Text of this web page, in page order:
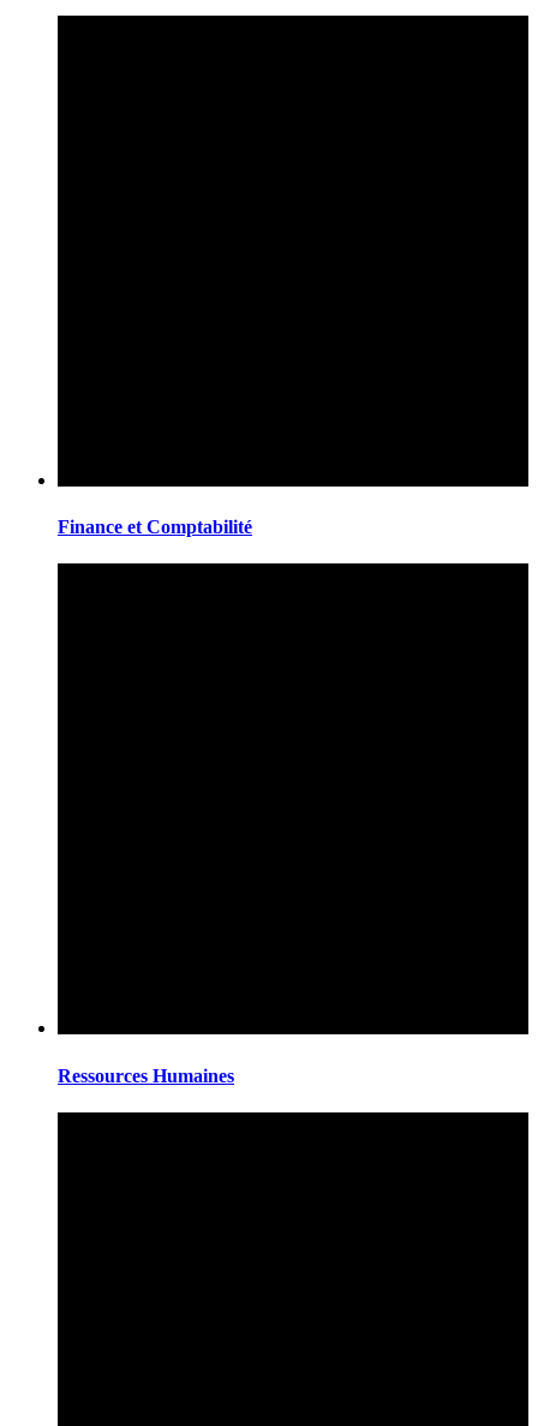
Finance et Comptabilité
Ressources Humaines